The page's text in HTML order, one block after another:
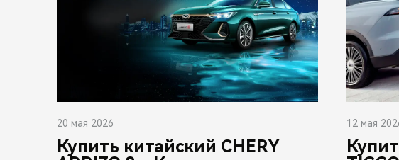
20 мая 2026
Купить китайский CHERY
12 мая